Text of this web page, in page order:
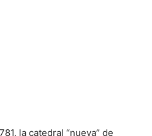
la catedral “nueva” de